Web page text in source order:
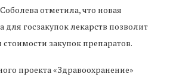
отметила, что новая
госзакупок лекарств позволит
закупок препаратов.
проекта «Здравоохранение»